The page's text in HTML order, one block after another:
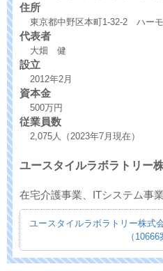
住所
東京都中野区本町1-32-2 ハー
代表者
大畑 健
設立
2012年2月
資本金
500万円
従業員数
2,075人（2023年7月現在）
ユースタイルラボラトリー
在宅介護事業、ITシステム事業
ユースタイルラボラトリー株式
（10666